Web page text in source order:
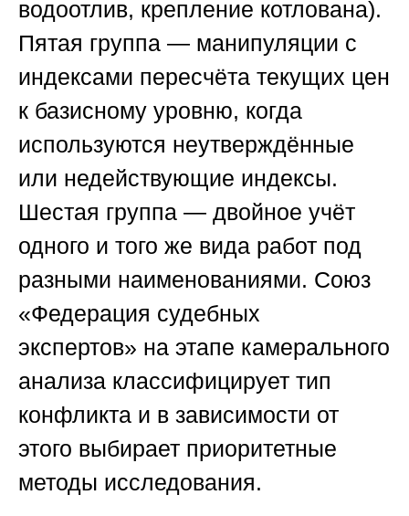
водоотлив, крепление котлована).
Пятая группа — манипуляции с
индексами пересчёта текущих цен
к базисному уровню, когда
используются неутверждённые
или недействующие индексы.
Шестая группа — двойное учёт
одного и того же вида работ под
разными наименованиями. Союз
«Федерация судебных
экспертов» на этапе камерального
анализа классифицирует тип
конфликта и в зависимости от
этого выбирает приоритетные
методы исследования.